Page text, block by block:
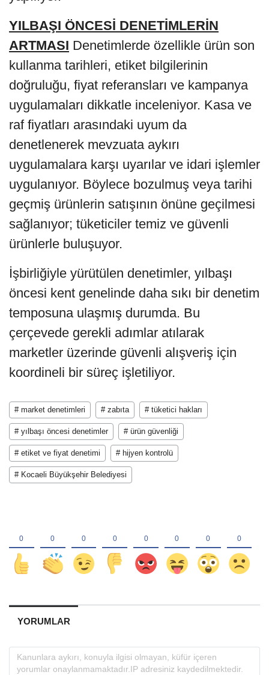
YILBAŞI ÖNCESİ DENETİMLERİN
ARTMASI Denetimlerde özellikle ürün son
kullanma tarihleri, etiket bilgilerinin
doğruluğu, fiyat referansları ve kampanya
uygulamaları dikkatle inceleniyor. Kasa ve
raf fiyatları arasındaki uyum da
denetlenerek mevzuata aykırı
uygulamalara karşı uyarılar ve idari işlemler
uygulanıyor. Böylece bozulmuş veya tarihi
geçmiş ürünlerin satışının önüne geçilmesi
sağlanıyor; tüketiciler temiz ve güvenli
ürünlerle buluşuyor.
İşbirliğiyle yürütülen denetimler, yılbaşı
öncesi kent genelinde daha sıkı bir denetim
temposuna ulaşmış durumda. Bu
çerçevede gerekli adımlar atılarak
marketler üzerinde güvenli alışveriş için
koordineli bir süreç işletiliyor.
# market denetimleri # zabıta # tüketici hakları
# yılbaşı öncesi denetimler # ürün güvenliği
# etiket ve fiyat denetimi # hijyen kontrolü
# Kocaeli Büyükşehir Belediyesi
YORUMLAR